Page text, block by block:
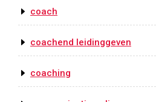
coach
coachend leidinggeven
coaching